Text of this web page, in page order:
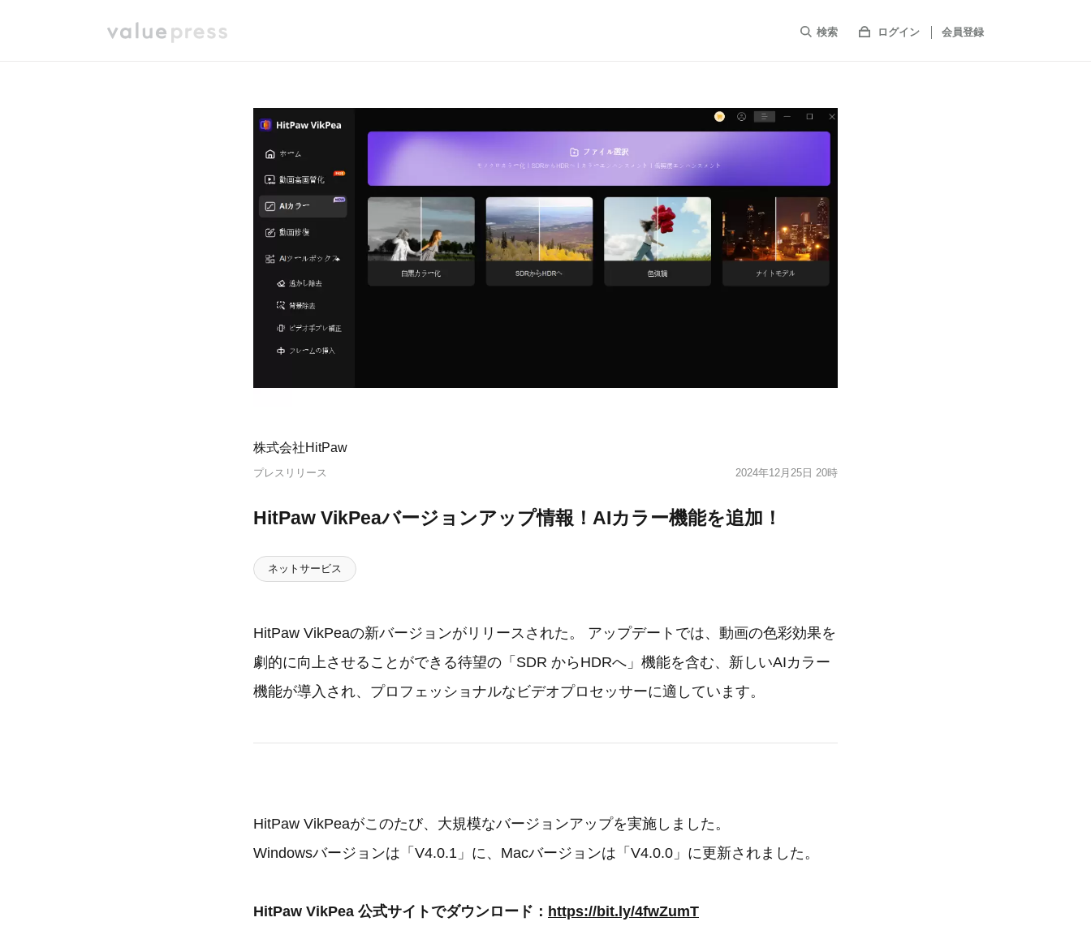
検索 ログイン 会員登録
株式会社HitPaw
プレスリリース 2024年12月25日 20時
HitPaw VikPeaバージョンアップ情報！AIカラー機能を追加！
ネットサービス
HitPaw VikPeaの新バージョンがリリースされた。 アップデートでは、動画の色彩効果を
劇的に向上させることができる待望の「SDR からHDRへ」機能を含む、新しいAIカラー
機能が導入され、プロフェッショナルなビデオプロセッサーに適しています。
HitPaw VikPeaがこのたび、大規模なバージョンアップを実施しました。
Windowsバージョンは「V4.0.1」に、Macバージョンは「V4.0.0」に更新されました。
HitPaw VikPea 公式サイトでダウンロード： https://bit.ly/4fwZumT